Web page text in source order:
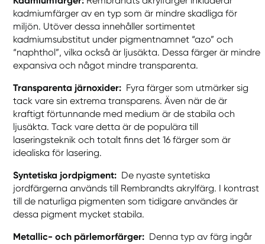
kadmiumfärger av en typ som är mindre skadliga för
miljön. Utöver dessa innehåller sortimentet
kadmiumsubstitut under pigmentnamnet “azo” och
“naphthol”, vilka också är ljusäkta. Dessa färger är mindre
expansiva och något mindre transparenta.
Transparenta järnoxider: Fyra färger som utmärker sig
tack vare sin extrema transparens. Även när de är
kraftigt förtunnande med medium är de stabila och
ljusäkta. Tack vare detta är de populära till
laseringsteknik och totalt finns det 16 färger som är
idealiska för lasering.
Syntetiska jordpigment: De nyaste syntetiska
jordfärgerna används till Rembrandts akrylfärg. I kontrast
till de naturliga pigmenten som tidigare användes är
dessa pigment mycket stabila.
Metallic- och pärlemorfärger: Denna typ av färg ingår